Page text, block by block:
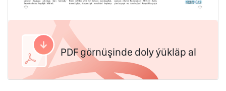
PDF görnüşinde doly ýükläp al